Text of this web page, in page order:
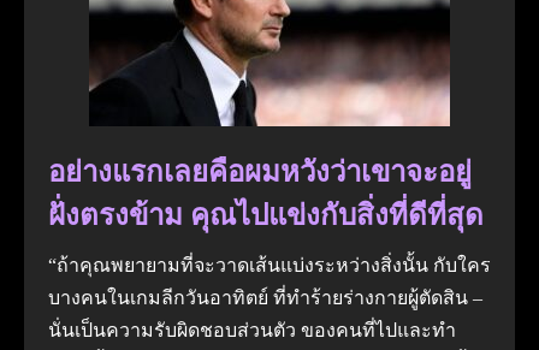
อย่างแรกเลยคือผมหวังว่าเขาจะอยู่
ฝั่งตรงข้าม คุณไปแข่งกับสิ่งที่ดีที่สุด
“ถ้าคุณพยายามที่จะวาดเส้นแบ่งระหว่างสิ่งนั้น กับใคร
บางคนในเกมลีกวันอาทิตย์ ที่ทําร้ายร่างกายผู้ตัดสิน –
นั่นเป็นความรับผิดชอบส่วนตัว ของคนที่ไปและทํา